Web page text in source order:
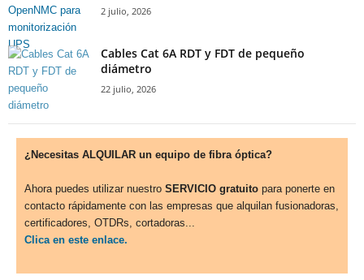
2 julio, 2026
Cables Cat 6A RDT y FDT de pequeño
diámetro
22 julio, 2026
¿Necesitas ALQUILAR un equipo de fibra óptica?
Ahora puedes utilizar nuestro SERVICIO gratuito para ponerte en
contacto rápidamente con las empresas que alquilan fusionadoras,
certificadores, OTDRs, cortadoras...
Clica en este enlace.